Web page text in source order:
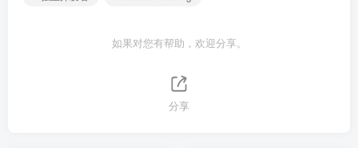
如果对您有帮助，欢迎分享。
分享